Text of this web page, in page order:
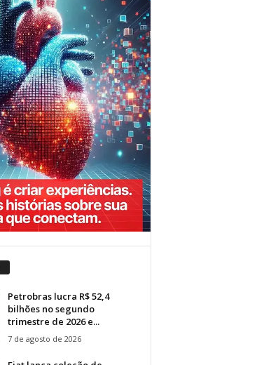
Petrobras lucra R$ 52,4
bilhões no segundo
trimestre de 2026 e...
7 de agosto de 2026